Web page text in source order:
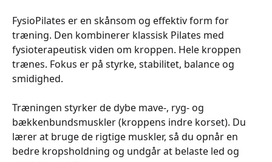
FysioPilates er en skånsom og effektiv form for
træning. Den kombinerer klassisk Pilates med
fysioterapeutisk viden om kroppen. Hele kroppen
trænes. Fokus er på styrke, stabilitet, balance og
smidighed.
Træningen styrker de dybe mave-, ryg- og
bækkenbundsmuskler (kroppens indre korset). Du
lærer at bruge de rigtige muskler, så du opnår en
bedre kropsholdning og undgår at belaste led og